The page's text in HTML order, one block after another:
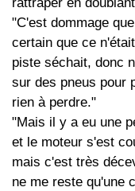
"C'est dommage
certain que ce
piste séchait, donc
sur des pneus pour
rien à perdre."
"Mais il y a eu une
et le moteur s'est
mais c'est très
ne me reste qu'une